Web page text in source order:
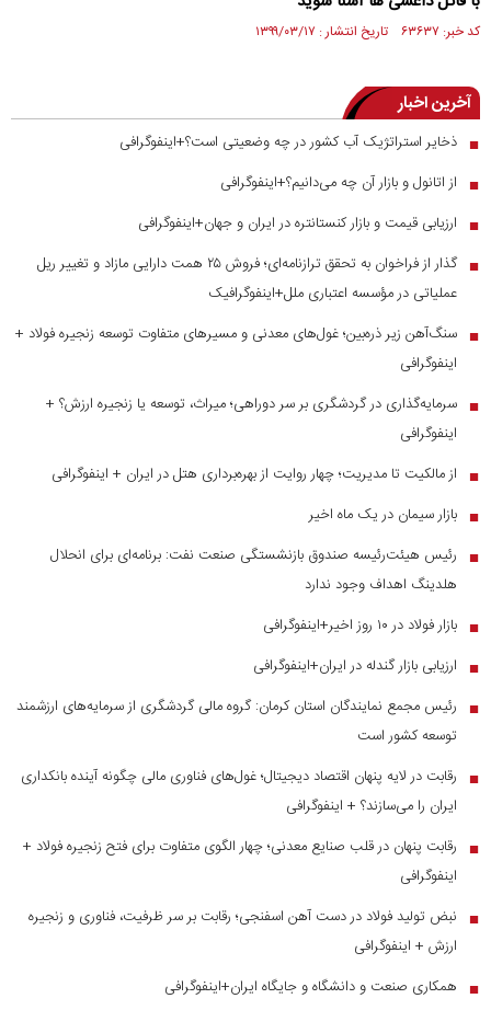
کد خبر: ۶۳۶۳۷ تاریخ انتشار : ۱۳۹۹/۰۳/۱۷
آخرین اخبار
■ ذخایر استراتژیک آب کشور در چه وضعیتی است؟+اینفوگرافی
■ از اتانول و بازار آن چه می‌دانیم؟+اینفوگرافی
■ ارزیابی قیمت و بازار کنستانتره در ایران و جهان+اینفوگرافی
■
گذار از فراخوان به تحقق ترازنامه‌ای؛ فروش ۲۵ همت دارایی مازاد و تغییر ریل
عملیاتی در مؤسسه اعتباری ملل+اینفوگرافیک
■ سنگ‌آهن زیر ذره‌بین؛ غول‌های معدنی و مسیر‌های متفاوت توسعه زنجیره فولاد +
اینفوگرافی
■ سرمایه‌گذاری در گردشگری بر سر دوراهی؛ میراث، توسعه یا زنجیره ارزش؟ +
اینفوگرافی
■ از مالکیت تا مدیریت؛ چهار روایت از بهره‌برداری هتل در ایران + اینفوگرافی
■ بازار سیمان در یک ماه اخیر
■
رئیس هیئت‌رئیسه صندوق بازنشستگی صنعت نفت: برنامه‌ای برای انحلال
هلدینگ اهداف وجود ندارد
■ بازار فولاد در ۱۰ روز اخیر+اینفوگرافی
■ ارزیابی بازار گندله در ایران+اینفوگرافی
■
رئیس مجمع نمایندگان استان کرمان: گروه مالی گردشگری از سرمایه‌های ارزشمند
توسعه کشور است
■
رقابت در لایه پنهان اقتصاد دیجیتال؛ غول‌های فناوری مالی چگونه آینده بانکداری
ایران را می‌سازند؟ + اینفوگرافی
■
رقابت پنهان در قلب صنایع معدنی؛ چهار الگوی متفاوت برای فتح زنجیره فولاد +
اینفوگرافی
■
نبض تولید فولاد در دست آهن اسفنجی؛ رقابت بر سر ظرفیت، فناوری و زنجیره
ارزش + اینفوگرافی
■ همکاری صنعت و دانشگاه و جایگاه ایران+اینفوگرافی